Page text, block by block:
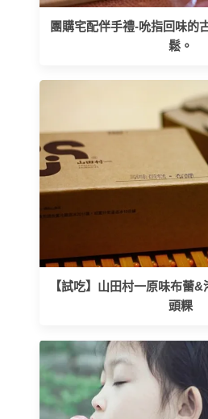
團購宅配伴手禮-吮指回味的
鬆。
【試吃】山田村一原味布蕾
頭粿